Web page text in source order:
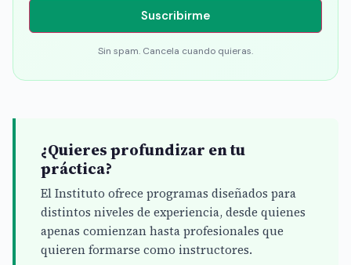
Suscribirme
Sin spam. Cancela cuando quieras.
¿Quieres profundizar en tu
práctica?
El Instituto ofrece programas diseñados para
distintos niveles de experiencia, desde quienes
apenas comienzan hasta profesionales que
quieren formarse como instructores.